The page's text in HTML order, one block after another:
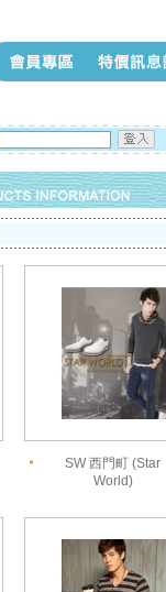
SW 西門町 (Star
World)